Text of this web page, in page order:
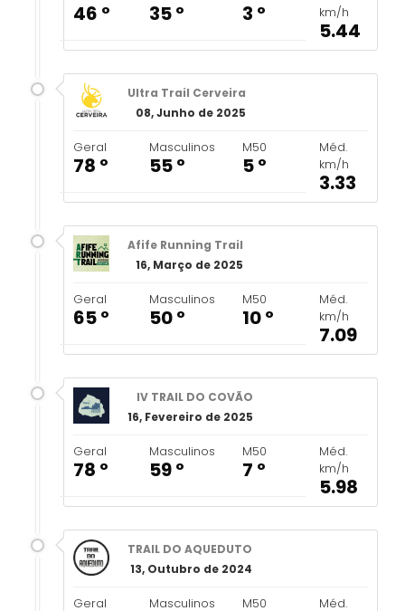
46 º 35 º 3 º
km/h
5.44
Ultra Trail Cerveira
08, Junho de 2025
Geral
78 º
Masculinos
55 º
M50
5 º
Méd.
km/h
3.33
Afife Running Trail
16, Março de 2025
Geral
65 º
Masculinos
50 º
M50
10 º
Méd.
km/h
7.09
IV TRAIL DO COVÃO
16, Fevereiro de 2025
Geral
78 º
Masculinos
59 º
M50
7 º
Méd.
km/h
5.98
TRAIL DO AQUEDUTO
13, Outubro de 2024
Geral Masculinos M50
Méd.